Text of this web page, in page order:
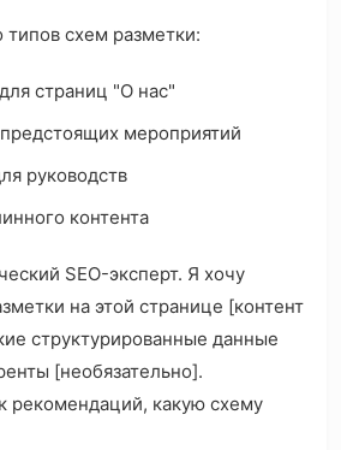
схем разметки:
страниц "О нас"
мероприятий
руководств
контента
SEO-эксперт. Я хочу
на этой странице [контент
структурированные данные
[необязательно].
рекомендаций, какую схему